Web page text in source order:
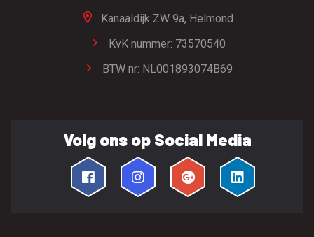
Kanaaldijk ZW 9a, Helmond
KvK nummer: 73570540
BTW nr: NL001893074B69
Volg ons op Social Media